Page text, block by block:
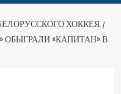
ХОККЕЯ
«КАПИТАН» В